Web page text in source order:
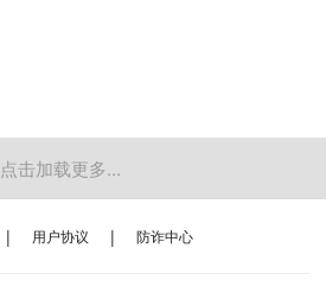
点击加载更多...
| 用户协议 | 防诈中心